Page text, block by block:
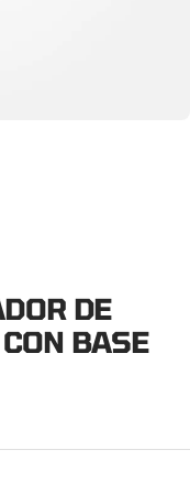
DE
BASE